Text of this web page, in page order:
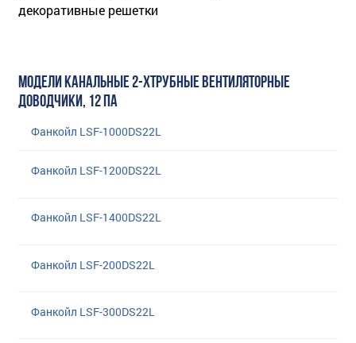
декоративные решетки
МОДЕЛИ КАНАЛЬНЫЕ 2-ХТРУБНЫЕ ВЕНТИЛЯТОРНЫЕ
ДОВОДЧИКИ, 12 ПА
Фанкойл LSF-1000DS22L
Фанкойл LSF-1200DS22L
Фанкойл LSF-1400DS22L
Фанкойл LSF-200DS22L
Фанкойл LSF-300DS22L